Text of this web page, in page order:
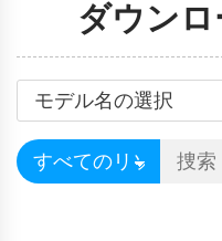
ダウンロ